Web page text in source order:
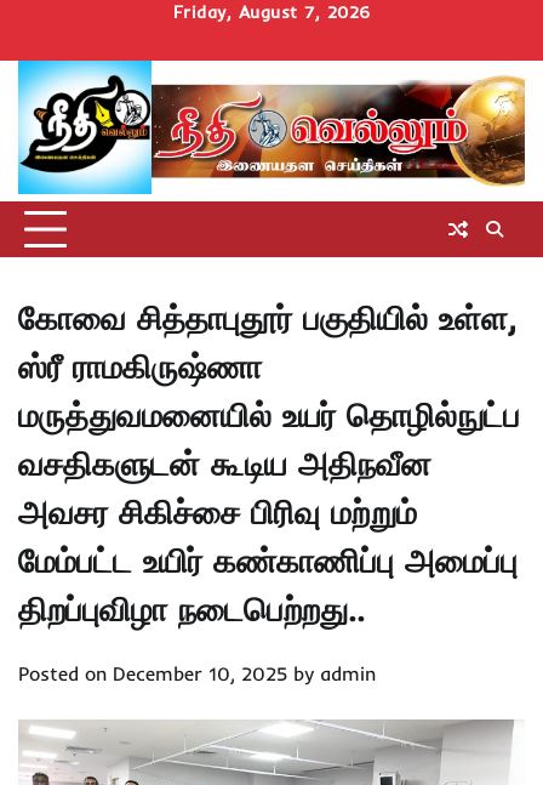
content
Friday, August 7, 2026
Homeசெய்திகள்
தமிழ்நாடுமாவட்டச்செய்திகள்
அரசியல்ஆன்மிகம்
சட்டம்
அறிவோம்
சினிமாUncategorized
கோவை சித்தாபுதூர் பகுதியில் உள்ள,
ஸ்ரீ ராமகிருஷ்ணா
மருத்துவமனையில் உயர் தொழில்நுட்ப
வசதிகளுடன் கூடிய அதிநவீன
அவசர சிகிச்சை பிரிவு மற்றும்
மேம்பட்ட உயிர் கண்காணிப்பு அமைப்பு
திறப்புவிழா நடைபெற்றது..
Posted on December 10, 2025 by admin